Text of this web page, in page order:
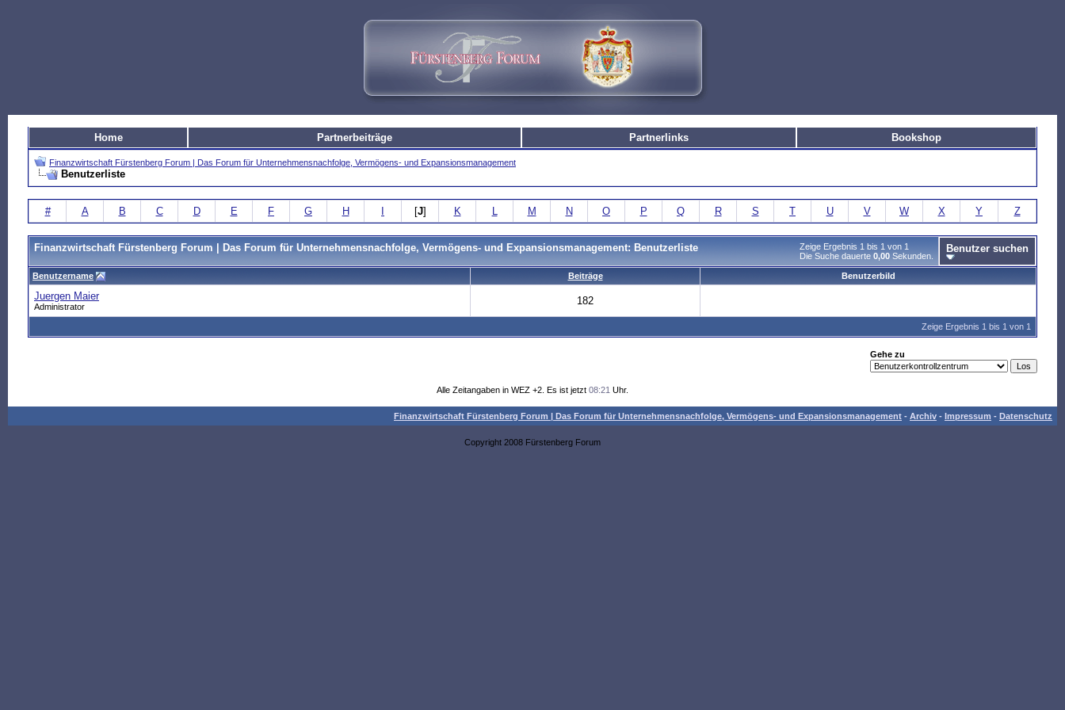
Home Partnerbeiträge Partnerlinks Bookshop
Finanzwirtschaft Fürstenberg Forum | Das Forum für Unternehmensnachfolge, Vermögens- und Expansionsmanagement
Benutzerliste
# A B C D E F G H [J] K L M N O P Q R S T U V W X Y Z
Zeige Ergebnis 1 bis 1 von 1
Die Suche dauerte 0,00 Sekunden.
Finanzwirtschaft Fürstenberg Forum | Das Forum für Unternehmensnachfolge, Vermögens- und Expansionsmanagement: Benutzerliste Benutzer suchen
Benutzername Beiträge Benutzerbild
Juergen Maier
Administrator 182
Zeige Ergebnis 1 bis 1 von 1
Gehe zu
Alle Zeitangaben in WEZ +2. Es ist jetzt 08:21 Uhr.
Finanzwirtschaft Fürstenberg Forum | Das Forum für Unternehmensnachfolge, Vermögens- und Expansionsmanagement - Archiv - Impressum - Datenschutz
Copyright 2008 Fürstenberg Forum